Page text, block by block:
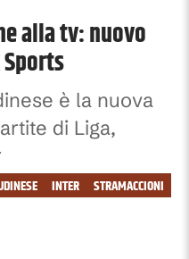
alla tv: nuovo
è la nuova
di Liga,
STRAMACCIONI
INTER